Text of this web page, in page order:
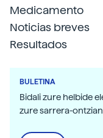
Medicamento
Noticias breves
Resultados
BULETINA
Bidali zure helbide
zure sarrera-ontzian